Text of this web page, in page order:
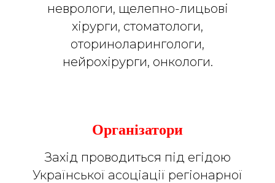
неврологи, щелепно-лицьові
хірурги, стоматологи,
оториноларингологи,
нейрохірурги, онкологи.
Організатори
Захід проводиться під егідою
Української асоціації регіонарної